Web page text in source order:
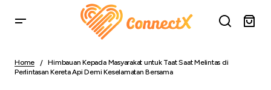
di Perlintasan Kereta Api Demi Keselamatan Bersama
Home
Himbauan Kepada Masyarakat untuk Taat Saat Melintas di
Perlintasan Kereta Api Demi Keselamatan Bersama